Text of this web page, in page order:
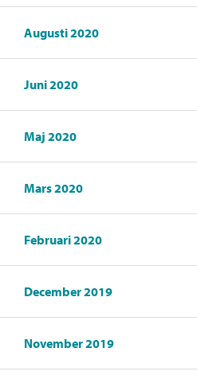
Augusti 2020
Juni 2020
Maj 2020
Mars 2020
Februari 2020
December 2019
November 2019